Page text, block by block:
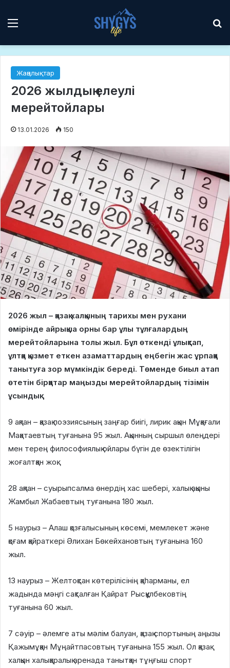
Мәзір
Жаңалықтар
2026 жылдың елеулі
мерейтойлары
13.01.2026 150
2026 жыл – қазақ халқының тарихы мен рухани
өмірінде айрықша орны бар ұлы тұлғалардың
мерейтойларына толы жыл. Бұл өткенді ұлықтап,
ұлтқа қызмет еткен азаматтардың еңбегін жас ұрпаққа
танытуға зор мүмкіндік береді. Төменде биыл атап
өтетін бірқатар маңызды мерейтойлардың тізімін
ұсындық.
9 ақпан – қазақ поэзиясының заңғар биігі, лирик ақын Мұқағали
Мақатаевтың туғанына 95 жыл. Ақынның сыршыл өлеңдері
мен терең философиялық ойлары бүгін де өзектілігін
жоғалтқан жоқ.
28 ақпан – суырыпсалма өнердің хас шебері, халық ақыны
Жамбыл Жабаевтың туғанына 180 жыл.
5 наурыз – Алаш қозғалысының көсемі, мемлекет және
қоғам қайраткері Әлихан Бөкейхановтың туғанына 160
жыл.
13 наурыз – Желтоқсан көтерілісінің қаһарманы, ел
жадында мәңгі сақталған Қайрат Рысқұлбековтің
туғанына 60 жыл.
7 сәуір – әлемге аты мәлім балуан, қазақ спортының аңызы
Қажымұқан Мұңайтпасовтың туғанына 155 жыл. Ол қазақ
халқын халықаралық аренада танытқан тұңғыш спорт